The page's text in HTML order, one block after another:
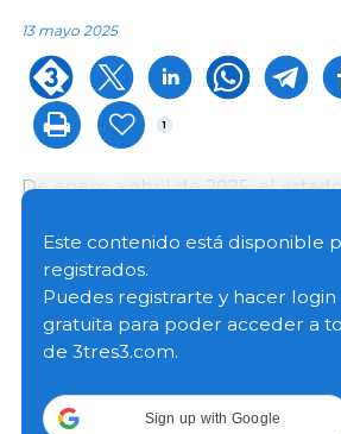
13 mayo 2025
1
De enero a abril de 2025, el
pavo, pato, ganso, res y otras),
por 1470 millones de dólares
representan incrementos de 7,3 %
% en ingresos, respecto al mismo
consolidando al estado como uno
Este contenido está disponible
registrados.
Puedes registrarte y hacer
gratuita para poder acceder a
de 3tres3.com.
Sign up with Google